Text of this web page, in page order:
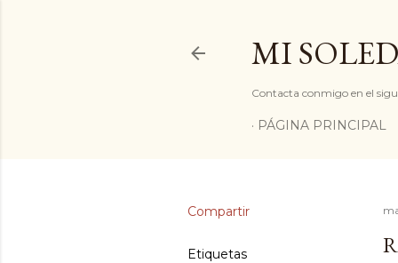
MI
Contacta conmigo en el
PÁGINA PRINCIPAL
Compartir
Etiquetas